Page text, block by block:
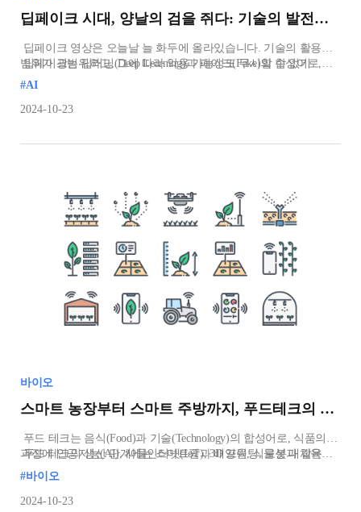
딥페이크 시대, 양날의 검을 쥐다: 기술의 발전과 사회적 책임
딥페이크 영상은 오늘날 늘 화두에 올라있습니다. 기술의 활용
범위가 광범위하고, 그에 따라 악용 가능성도 무시할 수 없기
때문입니다. 딥페이크 기술을 활용한 범죄 의 피해자들이 계속해서
이야기해봅시다.
딥페이크는 딥러닝(Deep Learning)과 페이크(Fake)의 합성어로,
인공지능 기술을 이용하여 진짜처럼 보이도록 조작된 이미
#AI
2024-10-23
바이오
스마트 농장부터 스마트 주방까지, 푸드테크의 모든 것
푸드 테크는 음식(Food)과 기술(Technology)의 합성어로, 식품의 전
과정에 인공지능(AI), 사물인터넷(IoT), 3D 프린팅, 로봇과 같은
정보통신기술(ICT)을 접목한 새로운 산업 분야를 의미합니다.
푸드 테크의 생산 단계에는 스마트팜과 배양육, 식물성 대체육
생산이 있습니다. 스마트팜은 농작물이나 가축의 생육 환경을
최적으로 유지하고 관리하는 농장을 말합니다. 스마
#바이오
2024-10-23